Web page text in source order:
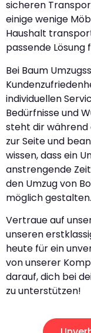
sicheren
einige wenige
Haushalt
passende Lösung
Bei Baum
individuellen
Bedürfnisse und
steht dir während
zur Seite und
wissen, dass ein
anstrengende
den Umzug von
möglich gestalten.
Vertraue auf
unseren
heute für ein
von unserer
darauf, dich bei
zu unterstützen!